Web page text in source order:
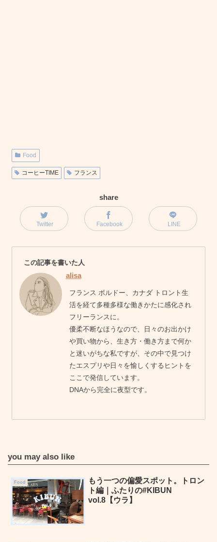
Food
コーヒーTIME フランス
share
Twitter Facebook LINE
この記事を書いた人
alisa
フランス ボルドー、カナダ トロント生
活を経て多種多様な働きかたに感化され
フリーランスに。
優柔不断なほうなので、日々のお出かけ
や買い物から、生き方・働き方まで何か
と迷いがちな私ですが、その中で見つけ
たエスプリや日々を愉しくするヒントを
ここで発信しています。
DNAから完全に夜型です。
you may also like
Food
もう一つの偏愛スポット。トロン
ト編｜ふたりの#KIBUN
vol.8【ウラ】